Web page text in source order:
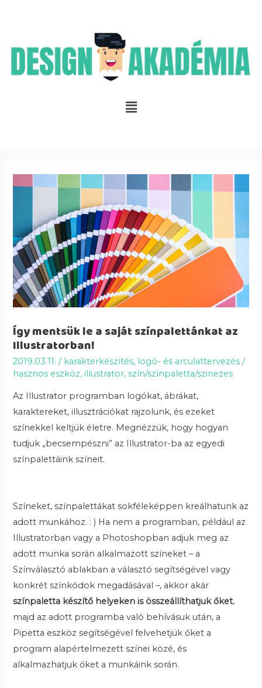
Így mentsük le a saját színpalettánkat az
Illustratorban!
2019.03.11. / karakterkészítés, logó- és arculattervezés /
hasznos eszköz, illustrator,szín/színpaletta/szinezes
Az Illustrator programban logókat, ábrákat,
karaktereket, illusztrációkat rajzolunk, és ezeket
színekkel keltjük életre. Megnézzük, hogy hogyan
tudjuk „becsempészni” az Illustrator-ba az egyedi
színpalettáink színeit.
Színeket, színpalettákat sokféleképpen kreálhatunk az
adott munkához. : ) Ha nem a programban, például az
Illustratorban vagy a Photoshopban adjuk meg az
adott munka során alkalmazott színeket – a
Színválasztó ablakban a választó segítségével vagy
konkrét színkódok megadásával –, akkor akár
színpaletta készítő helyeken is összeállíthatjuk őket,
majd az adott programba való behívásuk után, a
Pipetta eszköz segítségével felvehetjük őket a
program alapértelmezett színei közé, és
alkalmazhatjuk őket a munkáink során.